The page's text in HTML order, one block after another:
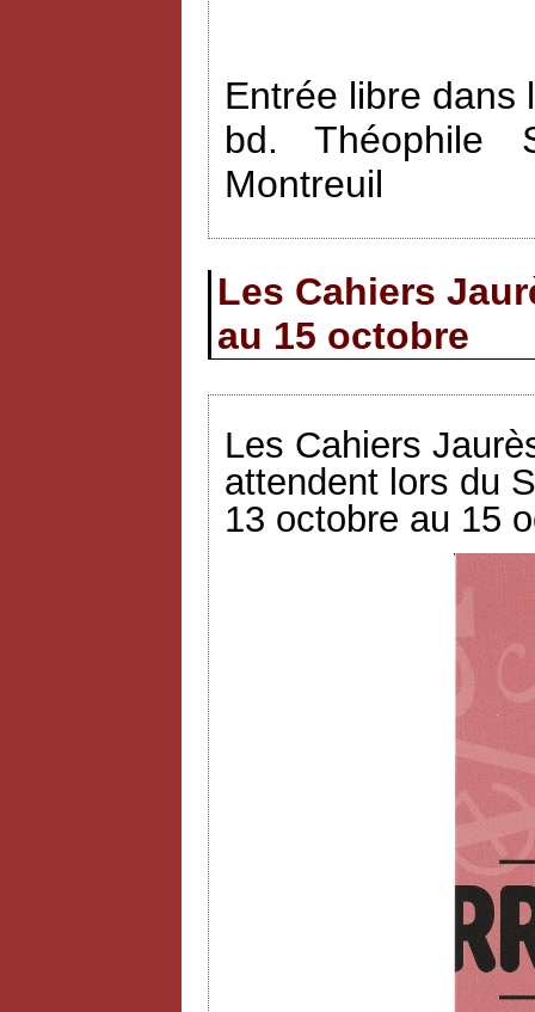
Entrée libre dans
bd. Théophile
Montreuil
Les Cahiers
au 15 octobre
Les Cahiers
attendent lors du
13 octobre au 15